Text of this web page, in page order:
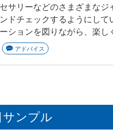
セサリーなどのさまざまな
ンドチェックするようにし
ーションを図りながら、楽し
アドバイス
サンプル